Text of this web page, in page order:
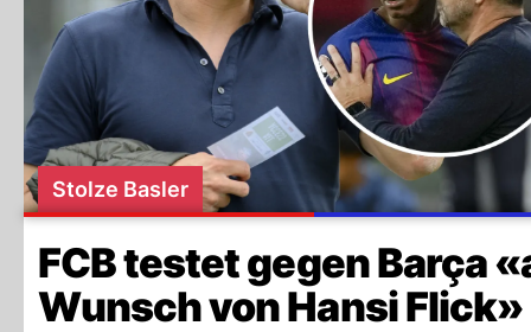
Stolze Basler
FCB testet gegen Barça
Wunsch von Hansi Flick»